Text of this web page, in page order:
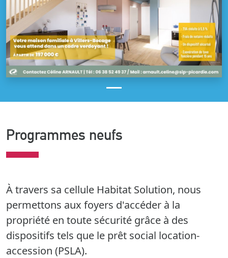
Programmes neufs
À travers sa cellule Habitat Solution, nous
permettons aux foyers d'accéder à la
propriété en toute sécurité grâce à des
dispositifs tels que le prêt social location-
accession (PSLA).